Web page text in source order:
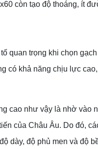
còn tạo độ thoáng, ít
quan trọng khi chọn
có khả năng chịu lực
cao như vậy là nhờ vào
của Châu Âu. Do đó,
dày, độ phủ men và độ